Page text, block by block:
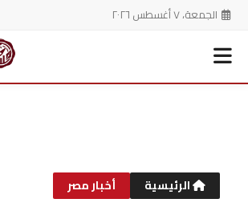
الجمعة، ٧ أغسطس ٢٠٢٦
الرئيسية أخبار مصر